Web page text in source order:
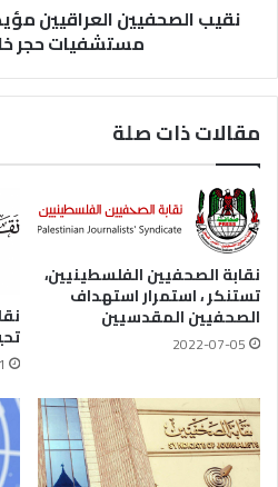
نقيب الصحفيين العراقيين
مستشفيات حجر
مقالات ذات صلة
نقابة الصحفيين الفلسطينيين،
تستنكر ، استمرار استهداف
الصحفيين المقدسيين
2022-07-05